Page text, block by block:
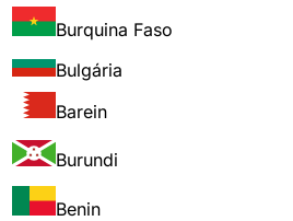
Burquina Faso
Bulgária
Barein
Burundi
Benin